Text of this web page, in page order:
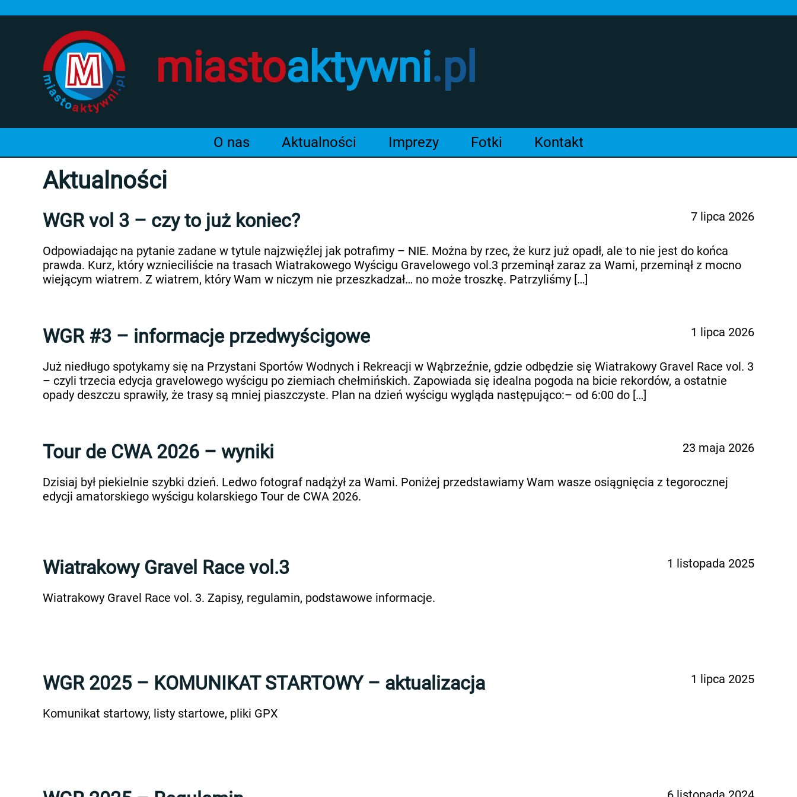
miastoaktywni.pl
O nas Aktualności Imprezy Fotki Kontakt
Aktualności
WGR vol 3 – czy to już koniec? 7 lipca 2026
Odpowiadając na pytanie zadane w tytule najzwięźlej jak potrafimy – NIE. Można by rzec, że kurz już opadł, ale to nie jest do końca
prawda. Kurz, który wznieciliście na trasach Wiatrakowego Wyścigu Gravelowego vol.3 przeminął zaraz za Wami, przeminął z mocno
wiejącym wiatrem. Z wiatrem, który Wam w niczym nie przeszkadzał… no może troszkę. Patrzyliśmy […]
WGR #3 – informacje przedwyścigowe 1 lipca 2026
Już niedługo spotykamy się na Przystani Sportów Wodnych i Rekreacji w Wąbrzeźnie, gdzie odbędzie się Wiatrakowy Gravel Race vol. 3
– czyli trzecia edycja gravelowego wyścigu po ziemiach chełmińskich. Zapowiada się idealna pogoda na bicie rekordów, a ostatnie
opady deszczu sprawiły, że trasy są mniej piaszczyste. Plan na dzień wyścigu wygląda następująco:– od 6:00 do […]
Tour de CWA 2026 – wyniki 23 maja 2026
Dzisiaj był piekielnie szybki dzień. Ledwo fotograf nadążył za Wami. Poniżej przedstawiamy Wam wasze osiągnięcia z tegorocznej
edycji amatorskiego wyścigu kolarskiego Tour de CWA 2026.
Wiatrakowy Gravel Race vol.3 1 listopada 2025
Wiatrakowy Gravel Race vol. 3. Zapisy, regulamin, podstawowe informacje.
WGR 2025 – KOMUNIKAT STARTOWY – aktualizacja 1 lipca 2025
Komunikat startowy, listy startowe, pliki GPX